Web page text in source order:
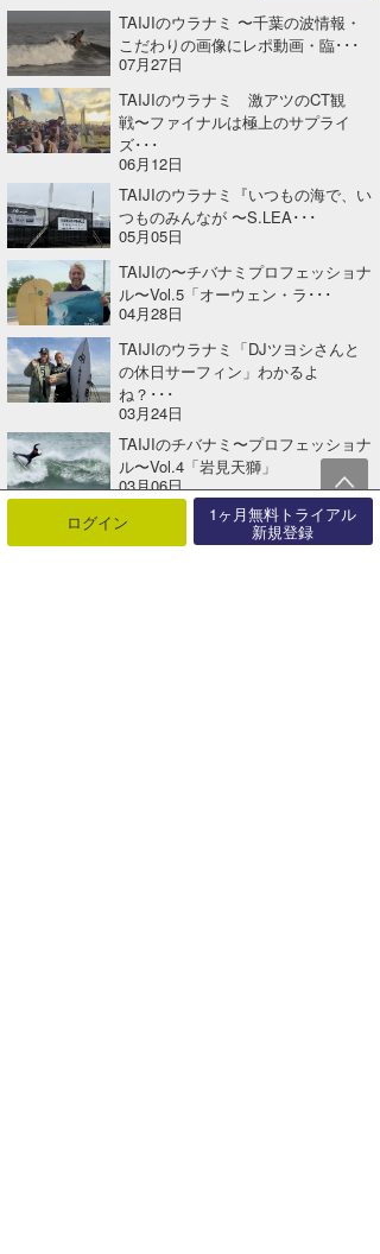
TAIJIのウラナミ 〜千葉の波情報・
こだわりの画像にレポ動画・臨･･･
07月27日
TAIJIのウラナミ 激アツのCT観
戦〜ファイナルは極上のサプライ
ズ･･･
06月12日
TAIJIのウラナミ『いつもの海で、い
つものみんなが 〜S.LEA･･･
05月05日
TAIJIの〜チバナミプロフェッショナ
ル〜Vol.5「オーウェン・ラ･･･
04月28日
TAIJIのウラナミ「DJツヨシさんと
の休日サーフィン」わかるよ
ね？･･･
03月24日
TAIJIのチバナミ〜プロフェッショナ
ル〜Vol.4「岩見天獅」
03月06日
ログイン 1ヶ月無料トライアル
新規登録